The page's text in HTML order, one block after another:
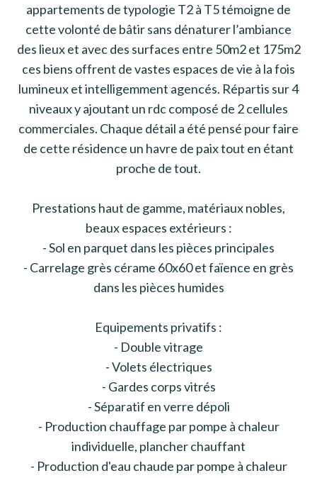
appartements de typologie T2 à T5 témoigne de
cette volonté de bâtir sans dénaturer l’ambiance
des lieux et avec des surfaces entre 50m2 et 175m2
ces biens offrent de vastes espaces de vie à la fois
lumineux et intelligemment agencés. Répartis sur 4
niveaux y ajoutant un rdc composé de 2 cellules
commerciales. Chaque détail a été pensé pour faire
de cette résidence un havre de paix tout en étant
proche de tout.
Prestations haut de gamme, matériaux nobles,
beaux espaces extérieurs :
- Sol en parquet dans les pièces principales
- Carrelage grès cérame 60x60 et faïence en grès
dans les pièces humides
Equipements privatifs :
- Double vitrage
- Volets électriques
- Gardes corps vitrés
- Séparatif en verre dépoli
- Production chauffage par pompe à chaleur
individuelle, plancher chauffant
- Production d'eau chaude par pompe à chaleur